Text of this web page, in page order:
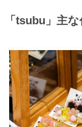
「tsubu」主